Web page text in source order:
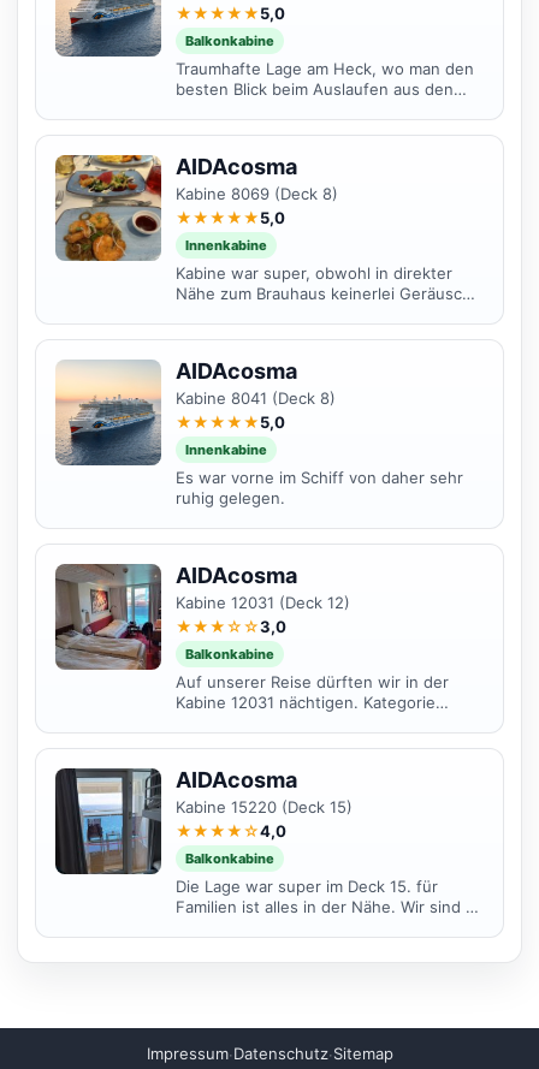
★★★★★5,0
Balkonkabine
Traumhafte Lage am Heck, wo man den
besten Blick beim Auslaufen aus den
AIDAcosma
Kabine 8069 (Deck 8)
★★★★★5,0
Innenkabine
Kabine war super, obwohl in direkter
Nähe zum Brauhaus keinerlei Geräusche
AIDAcosma
Kabine 8041 (Deck 8)
★★★★★5,0
Innenkabine
Es war vorne im Schiff von daher sehr
ruhig gelegen.
AIDAcosma
Kabine 12031 (Deck 12)
★★★☆☆3,0
Balkonkabine
Auf unserer Reise dürften wir in der
Kabine 12031 nächtigen. Kategorie
AIDAcosma
Kabine 15220 (Deck 15)
★★★★☆4,0
Balkonkabine
Die Lage war super im Deck 15. für
Familien ist alles in der Nähe. Wir sind zu
Impressum·Datenschutz·Sitemap